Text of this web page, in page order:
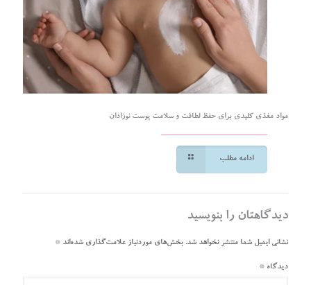
مواد مغذی کلیدی برای حفظ لطافت و سلامت پوست نوزادان
ادامه مطلب
دیدگاهتان را بنویسید
نشانی ایمیل شما منتشر نخواهد شد. بخش‌های موردنیاز علامت‌گذاری شده‌اند *
دیدگاه *